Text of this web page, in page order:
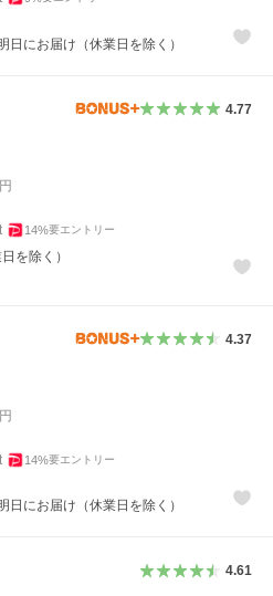
日にお届け（休業日を除く）
4.77
円
14%要エントリー
を除く）
4.37
円
14%要エントリー
日にお届け（休業日を除く）
4.61